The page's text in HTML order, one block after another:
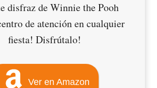
disfraz de Winnie the Pooh
de atención en cualquier
fiesta! Disfrútalo!
Ver en Amazon